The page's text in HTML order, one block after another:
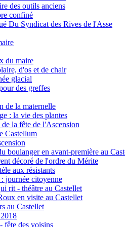
des outils anciens
confiné
Du Syndicat des Rives de l'Asse
du maire
d'os et de chair
glacial
des greffes
de la maternelle
: la vie des plantes
la fête de l'Ascension
Castellum
boulanger en avant-première au
décoré de l'ordre du Mérite
aux résistants
journée citoyenne
rit - théâtre au Castellet
en visite au Castellet
au Castellet
fête des voisins